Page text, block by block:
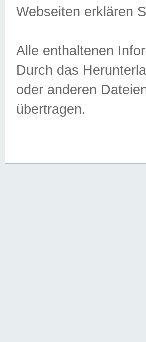
Webseiten erklären
Alle enthaltenen
Durch das
oder anderen
übertragen.